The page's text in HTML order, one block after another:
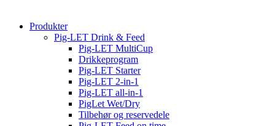
Produkter
Pig-LET Drink & Feed
Pig-LET MultiCup
Drikkeprogram
Pig-LET Starter
Pig-LET 2-in-1
Pig-LET all-in-1
PigLet Wet/Dry
Tilbehør og reservedele